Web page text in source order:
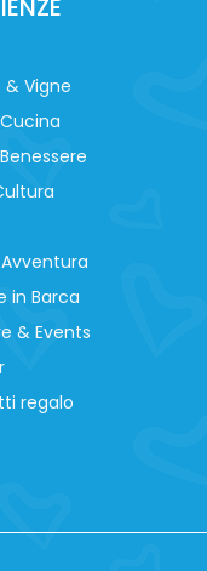
Vigne
in Barca
& Events
regalo